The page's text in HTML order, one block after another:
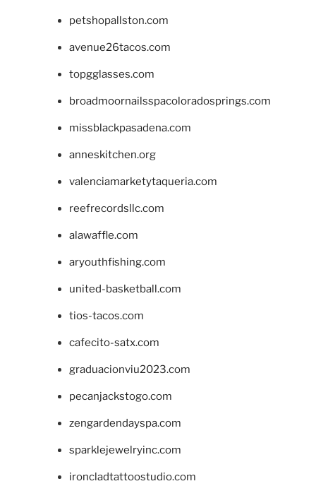
petshopallston.com
avenue26tacos.com
topgglasses.com
broadmoornailsspacoloradosprings.com
missblackpasadena.com
anneskitchen.org
valenciamarketytaqueria.com
reefrecordsllc.com
alawaffle.com
aryouthfishing.com
united-basketball.com
tios-tacos.com
cafecito-satx.com
graduacionviu2023.com
pecanjackstogo.com
zengardendayspa.com
sparklejewelryinc.com
ironcladtattoostudio.com